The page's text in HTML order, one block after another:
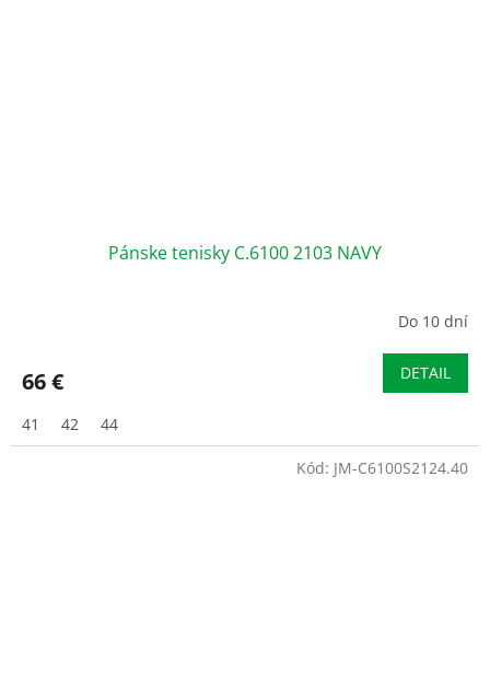
Pánske tenisky C.6100 2103 NAVY
Do 10 dní
66 € DETAIL
41 42 44
Kód: JM-C6100S2124.40